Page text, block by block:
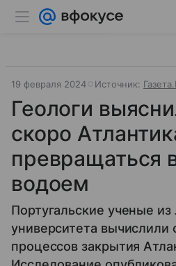
19 февраля 2024 Источник:
Геологи
скоро
превращаться
водоем
Португальские ученые из
университета вычислили
процессов закрытия